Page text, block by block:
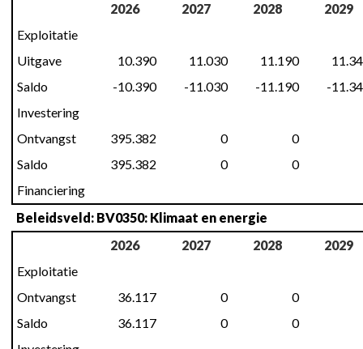
2026
2027 2028
2029
Exploitatie
Uitgave
10.390 11.030 11.190
Saldo
-10.390 -11.030 -11.190
-
Investering
Ontvangst
395.382 0
0
Saldo
395.382 0
0
Financiering
Beleidsveld: BV0350: Klimaat en energie
2026
2027 2028
2029
Exploitatie
Ontvangst
36.117 0
0
Saldo
36.117 0
0